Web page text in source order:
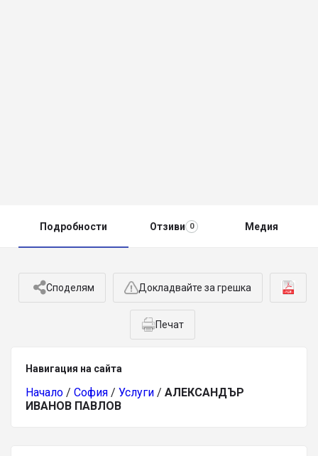
Подробности Отзиви 0 Медия
Споделям Докладвайте за грешка
Печат
Навигация на сайта
Начало / София / Услуги / АЛЕКСАНДЪР
ИВАНОВ ПАВЛОВ